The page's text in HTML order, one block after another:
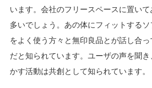
います。会社のフリースペースに置い
多いでしょう。あの体にフィットする
をよく使う方々と無印良品とが話し合
だと知られています。ユーザの声を聞
かす活動は共創として知られています。